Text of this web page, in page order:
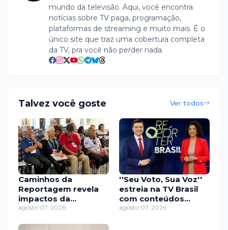
mundo da televisão. Aqui, você encontra
notícias sobre TV paga, programação,
plataformas de streaming e muito mais. É o
único site que traz uma cobertura completa
da TV, pra você não perder nada.
Talvez você goste Ver todos
Caminhos da
Reportagem revela
impactos da
desigualdade na vida
agosto 07, 2026
''Seu Voto, Sua Voz''
estreia na TV Brasil
com conteúdos
sobre eleições e
agosto 07, 2026